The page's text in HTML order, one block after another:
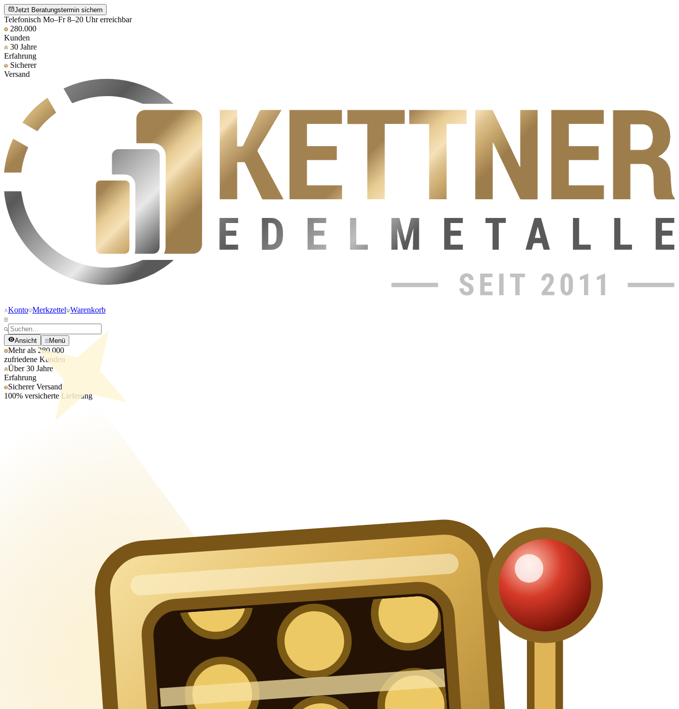
Jetzt Beratungstermin sichern
Telefonisch Mo–Fr 8–20 Uhr erreichbar
280.000
Kunden
30 Jahre
Erfahrung
Sicherer
Versand
Konto Merkzettel Warenkorb
Ansicht Menü
Mehr als 280.000
zufriedene Kunden
Über 30 Jahre
Erfahrung
Sicherer Versand
100% versicherte Lieferung